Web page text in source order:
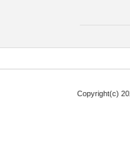
Copyright(c)